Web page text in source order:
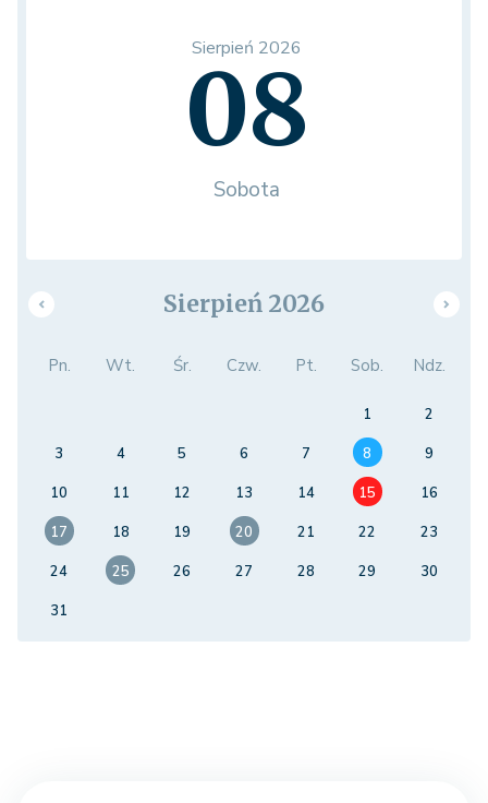
Sierpień 2026
08
Sobota
Sierpień 2026
Pn. Wt. Śr. Czw. Pt. Sob. Ndz.
1
2
3
4 5 6 7 8
9
10
11 12 13 14 15
16
17
18 19 20 21 22
23
24
25 26 27 28 29
30
31